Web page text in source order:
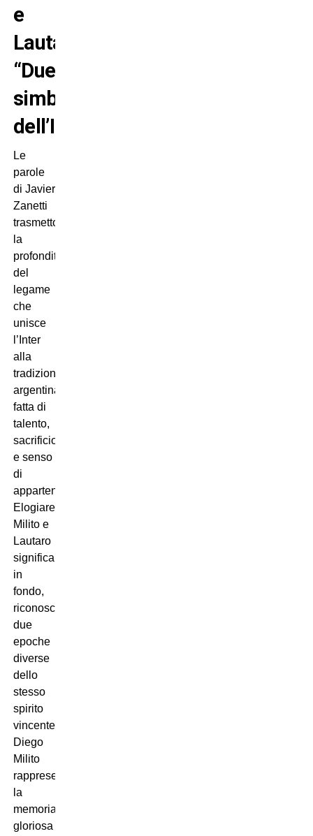
e
Lautaro:
“Due
simboli
dell’Inter”
Le
parole
di Javier
Zanetti
trasmettono
la
profondità
del
legame
che
unisce
l’Inter
alla
tradizione
argentina,
fatta di
talento,
sacrificio
e senso
di
appartenenza.
Elogiare
Milito e
Lautaro
significa,
in
fondo,
riconoscere
due
epoche
diverse
dello
stesso
spirito
vincente.
Diego
Milito
rappresenta
la
memoria
gloriosa